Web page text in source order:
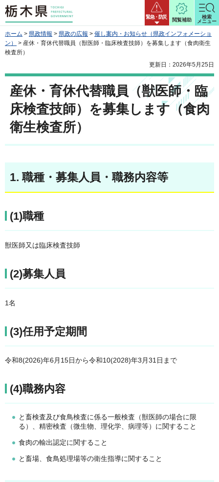
栃木県 緊急・防災
閲覧補助
検索
メニュー
ホーム > 県政情報 > 県政の広報 > 催し案内・お知らせ（県政インフォメーショ
ン）
> 産休・育休代替職員（獣医師・臨床検査技師）を募集します（食肉衛生
検査所）
更新日：2026年5月25日
産休・育休代替職員（獣医師・臨
床検査技師）を募集します（食肉
衛生検査所）
1. 職種・募集人員・職務内容等
(1)職種
獣医師又は臨床検査技師
(2)募集人員
1名
(3)任用予定期間
令和8(2026)年6月15日から令和10(2028)年3月31日まで
(4)職務内容
と畜検査及び食鳥検査に係る一般検査（獣医師の場合に限
る）、精密検査（微生物、理化学、病理等）に関すること
食肉の輸出認定に関すること
と畜場、食鳥処理場等の衛生指導に関すること